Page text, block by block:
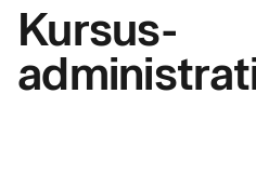
Kursus-